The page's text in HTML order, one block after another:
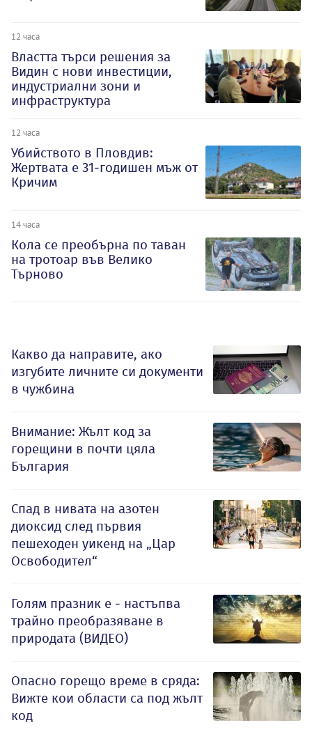
12 часа
Властта търси решения за
Видин с нови инвестиции,
индустриални зони и
инфраструктура
12 часа
Убийството в Пловдив:
Жертвата е 31-годишен мъж от
Кричим
14 часа
Кола се преобърна по таван
на тротоар във Велико
Търново
Какво да направите, ако
изгубите личните си документи
в чужбина
Внимание: Жълт код за
горещини в почти цяла
България
Спад в нивата на азотен
диоксид след първия
пешеходен уикенд на „Цар
Освободител“
Голям празник е - настъпва
трайно преобразяване в
природата (ВИДЕО)
Опасно горещо време в сряда:
Вижте кои области са под жълт
код